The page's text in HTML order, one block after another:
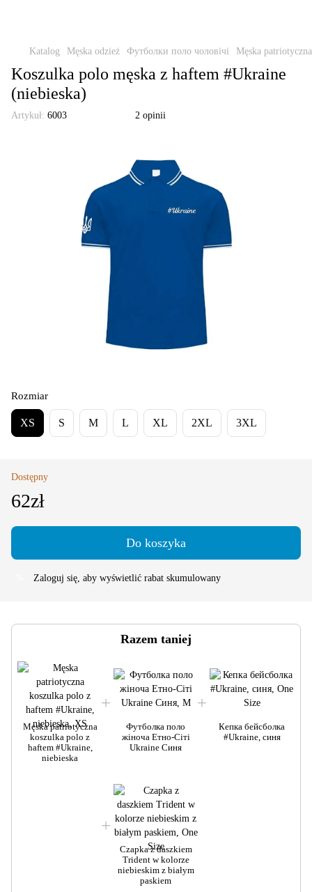
Katalog Męska odzież Футболки поло чоловічі Męska
Koszulka polo męska z haftem #Ukraine
(niebieska)
Artykuł: 6003 2 opinii
Rozmiar
XS S M L XL 2XL 3XL
Dostępny
62zł
Do koszyka
Zaloguj się , aby wyświetlić rabat skumulowany
Razem taniej
Męska patriotyczna
koszulka polo z
haftem #Ukraine,
niebieska
Футболка поло
жіноча Етно-Сіті
Ukraine Синя
Кепка бейсболка
#Ukraine, синя
Czapka z daszkiem
Trident w kolorze
niebieskim z białym
paskiem